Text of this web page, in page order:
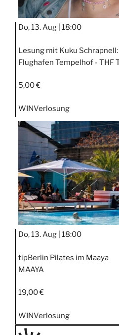
Do, 13. Aug | 18:00
Lesung mit Kuku
Flughafen Tempelhof - THF
5,00 €
WINVerlosung
Do, 13. Aug | 18:00
tipBerlin Pilates im Maaya
MAAYA
19,00 €
WINVerlosung